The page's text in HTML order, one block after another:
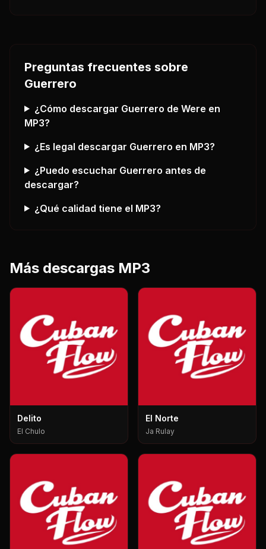
Preguntas frecuentes sobre
Guerrero
¿Cómo descargar Guerrero de Were en
MP3?
¿Es legal descargar Guerrero en MP3?
¿Puedo escuchar Guerrero antes de
descargar?
¿Qué calidad tiene el MP3?
Más descargas MP3
Delito
El Chulo
El Norte
Ja Rulay